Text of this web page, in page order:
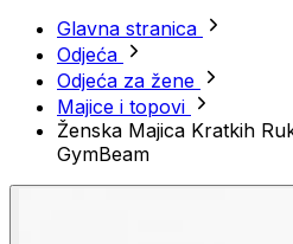
Glavna stranica
Odjeća
Odjeća za žene
Majice i topovi
Ženska Majica Kratkih
GymBeam